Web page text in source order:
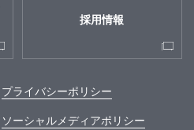
採用情報
プライバシーポリシー
ソーシャルメディアポリシー